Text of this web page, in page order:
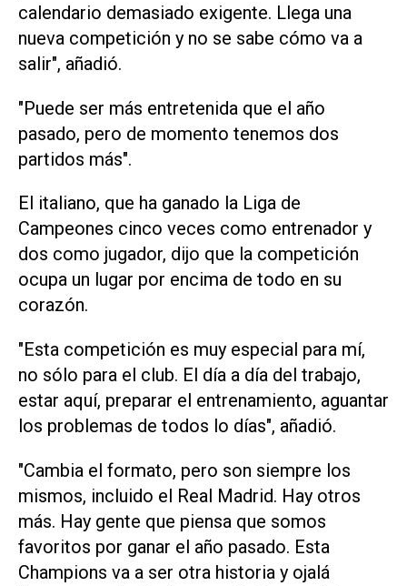
calendario demasiado exigente. Llega una
nueva competición y no se sabe cómo va a
salir", añadió.
"Puede ser más entretenida que el año
pasado, pero de momento tenemos dos
partidos más".
El italiano, que ha ganado la Liga de
Campeones cinco veces como entrenador y
dos como jugador, dijo que la competición
ocupa un lugar por encima de todo en su
corazón.
"Esta competición es muy especial para mí,
no sólo para el club. El día a día del trabajo,
estar aquí, preparar el entrenamiento, aguantar
los problemas de todos lo días", añadió.
"Cambia el formato, pero son siempre los
mismos, incluido el Real Madrid. Hay otros
más. Hay gente que piensa que somos
favoritos por ganar el año pasado. Esta
Champions va a ser otra historia y ojalá